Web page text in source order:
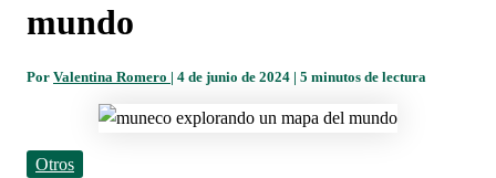
mundo
Por Valentina Romero | 4 de junio de 2024 | 5 minutos de lectura
Otros